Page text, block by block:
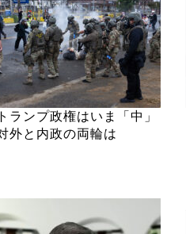
トランプ政権はいま「中」
外と内政の両輪は